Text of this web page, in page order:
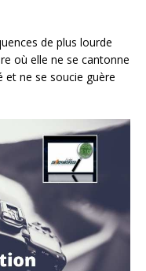
de plus lourde
où elle ne se cantonne
et ne se soucie guère